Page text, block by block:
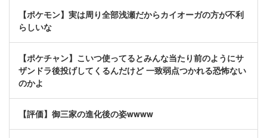
【ポケモン】実は周り全部浅瀬だからカイオーガの方が不利
らしいな
【ポケチャン】こいつ使ってるとみんな当たり前のようにサ
ザンドラ後投げしてくるんだけど 一致弱点つかれる恐怖ない
のかよ
【評価】御三家の進化後の姿wwww